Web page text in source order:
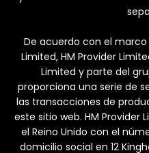
De acuerdo con el
Limited, HM Provider
Limited y parte del
proporciona una serie de
las transacciones de
este sitio web. HM Provider
el Reino Unido con el
domicilio social en 12